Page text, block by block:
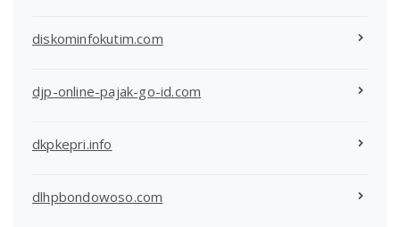
diskominfokutim.com
djp-online-pajak-go-id.com
dkpkepri.info
dlhpbondowoso.com